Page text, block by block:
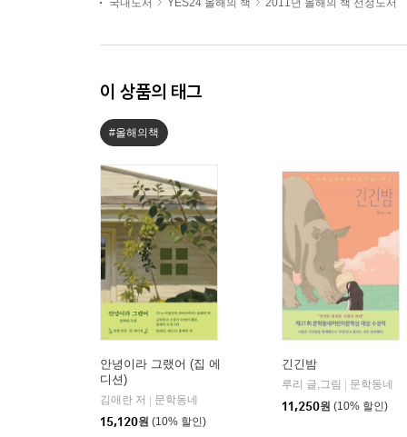
국내도서
YES24 올해의 책 2011년 올해의 책 선정도서
이 상품의 태그
#올해의책
안녕이라 그랬어 (집 에
디션)
김애란 저
문학동네
15,120원 (10% 할인)
긴긴밤
루리 글,그림
문학동네
11,250원 (10% 할인)